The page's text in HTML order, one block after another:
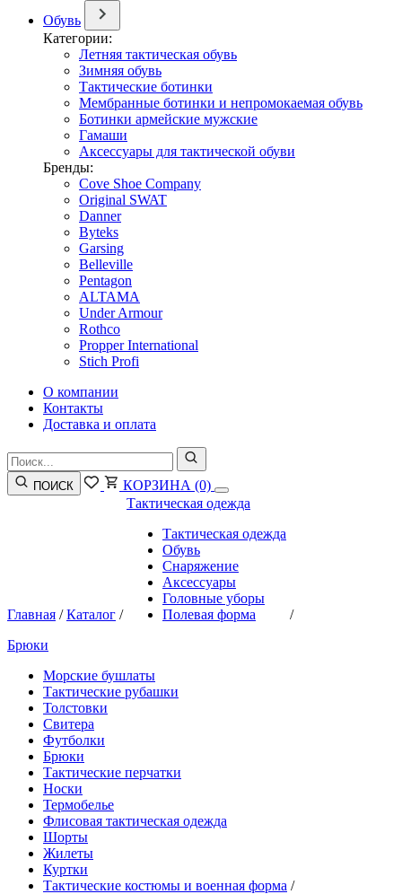
Обувь
Категории:
Летняя тактическая обувь
Зимняя обувь
Тактические ботинки
Мембранные ботинки и непромокаемая обувь
Ботинки армейские мужские
Гамаши
Аксессуары для тактической обуви
Бренды:
Cove Shoe Company
Original SWAT
Danner
Byteks
Garsing
Belleville
Pentagon
ALTAMA
Under Armour
Rothco
Propper International
Stich Profi
О компании
Контакты
Доставка и оплата
ПОИСК КОРЗИНА (0)
Главная /Каталог /
Тактическая одежда
Тактическая одежда
Обувь
Снаряжение
Аксессуары
Головные уборы
Полевая форма
/
Брюки
Морские бушлаты
Тактические рубашки
Толстовки
Свитера
Футболки
Брюки
Тактические перчатки
Носки
Термобелье
Флисовая тактическая одежда
Шорты
Жилеты
Куртки
Тактические костюмы и военная форма /